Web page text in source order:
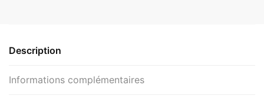
Description
Informations complémentaires